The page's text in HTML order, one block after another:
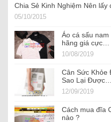
Chia Sẻ Kinh Nghiệm Nên
05/10/2015
Áo cá sấu
hãng giá cực…
10/08/2019
Cân Sức Khỏe
Sao Lại Được…
12/09/2019
Cách mua đĩa
nào ?